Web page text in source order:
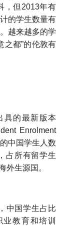
，但2013年有
的学生数量有
越来越多的学
之都”的伦敦有
具的最新版本
Enrolment
中国学生人数
占所有留学生
外生源国。
中国学生占比
教育和培训